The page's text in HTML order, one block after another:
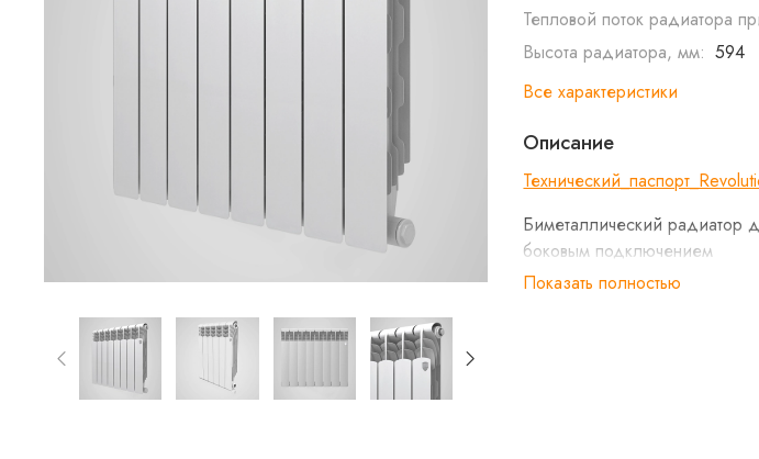
Тепловой поток радиатора
Высота радиатора, мм: 594
Все характеристики
Описание
Биметаллический радиатор
боковым подключением
Революционная
Показать полностью